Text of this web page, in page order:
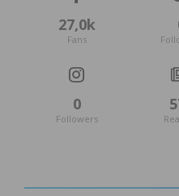
Subscreva
27,0k
Fans
0
Followers